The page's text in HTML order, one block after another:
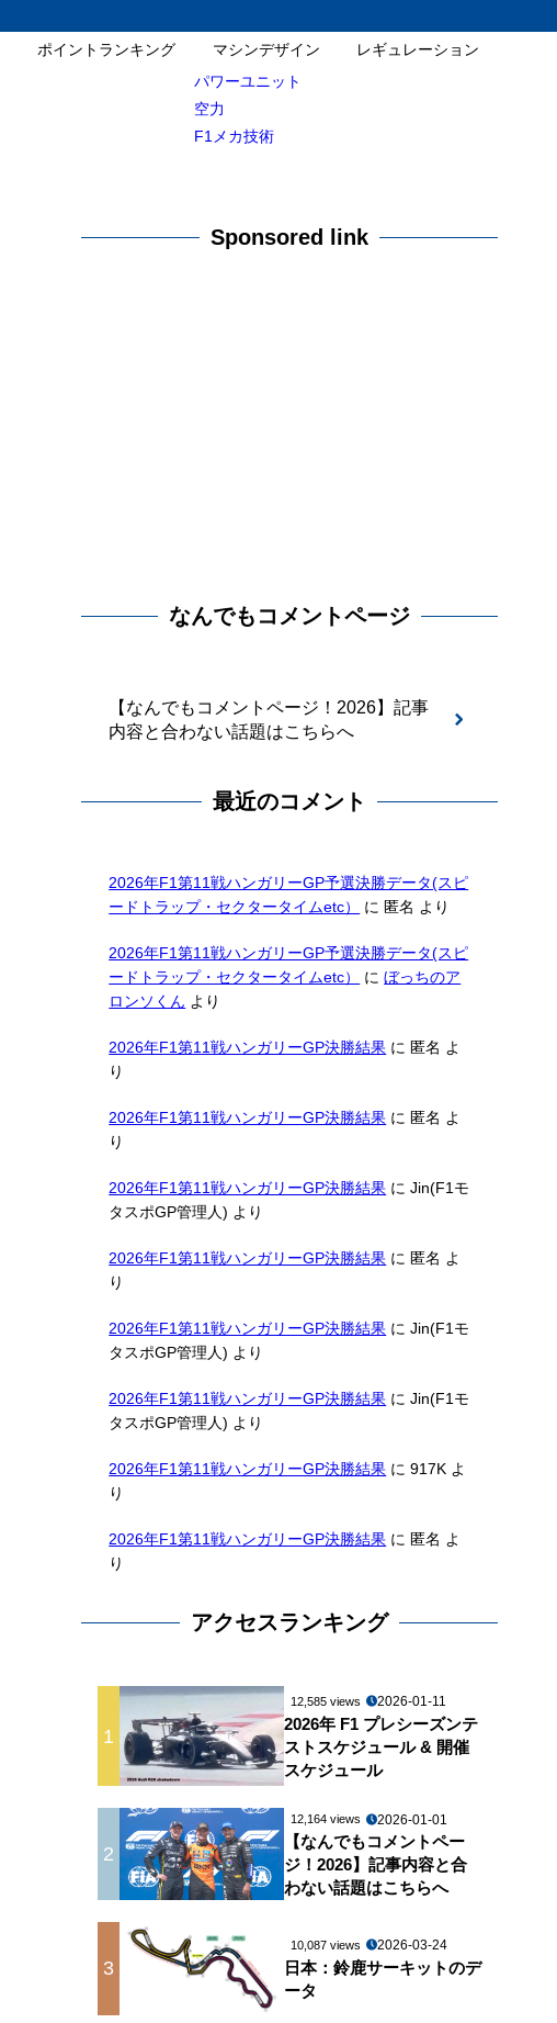
ポイントランキング
マシンデザイン
パワーユニット
空力
F1メカ技術
レギュレーション
Sponsored link
なんでもコメントページ
【なんでもコメントページ！2026】記事
内容と合わない話題はこちらへ
最近のコメント
2026年F1第11戦ハンガリーGP予選決勝データ(スピ
ードトラップ・セクタータイムetc）
に 匿名 より
2026年F1第11戦ハンガリーGP予選決勝データ(スピ
ードトラップ・セクタータイムetc）
にぼっちのア
ロンソくん より
2026年F1第11戦ハンガリーGP決勝結果 に 匿名 よ
り
2026年F1第11戦ハンガリーGP決勝結果 に 匿名 よ
り
2026年F1第11戦ハンガリーGP決勝結果 にJin(F1モ
タスポGP管理人) より
2026年F1第11戦ハンガリーGP決勝結果 に 匿名 よ
り
2026年F1第11戦ハンガリーGP決勝結果 にJin(F1モ
タスポGP管理人) より
2026年F1第11戦ハンガリーGP決勝結果 にJin(F1モ
タスポGP管理人) より
2026年F1第11戦ハンガリーGP決勝結果 に917K よ
り
2026年F1第11戦ハンガリーGP決勝結果 に 匿名 よ
り
アクセスランキング
1
12,585 views 2026-01-11
2026年 F1 プレシーズンテ
ストスケジュール & 開催
スケジュール
2
12,164 views 2026-01-01
【なんでもコメントペー
ジ！2026】記事内容と合
わない話題はこちらへ
3
10,087 views 2026-03-24
日本：鈴鹿サーキットのデ
ータ